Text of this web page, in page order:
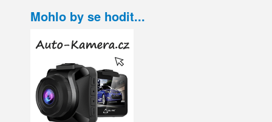
Mohlo by se hodit...